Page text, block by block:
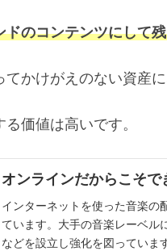
のコンテンツにして
かけがえのない資産に
価値は高いです。
オンラインだからこそで
インターネットを使った音楽の
ています。大手の音楽レーベル
などを設立し強化を図っていま